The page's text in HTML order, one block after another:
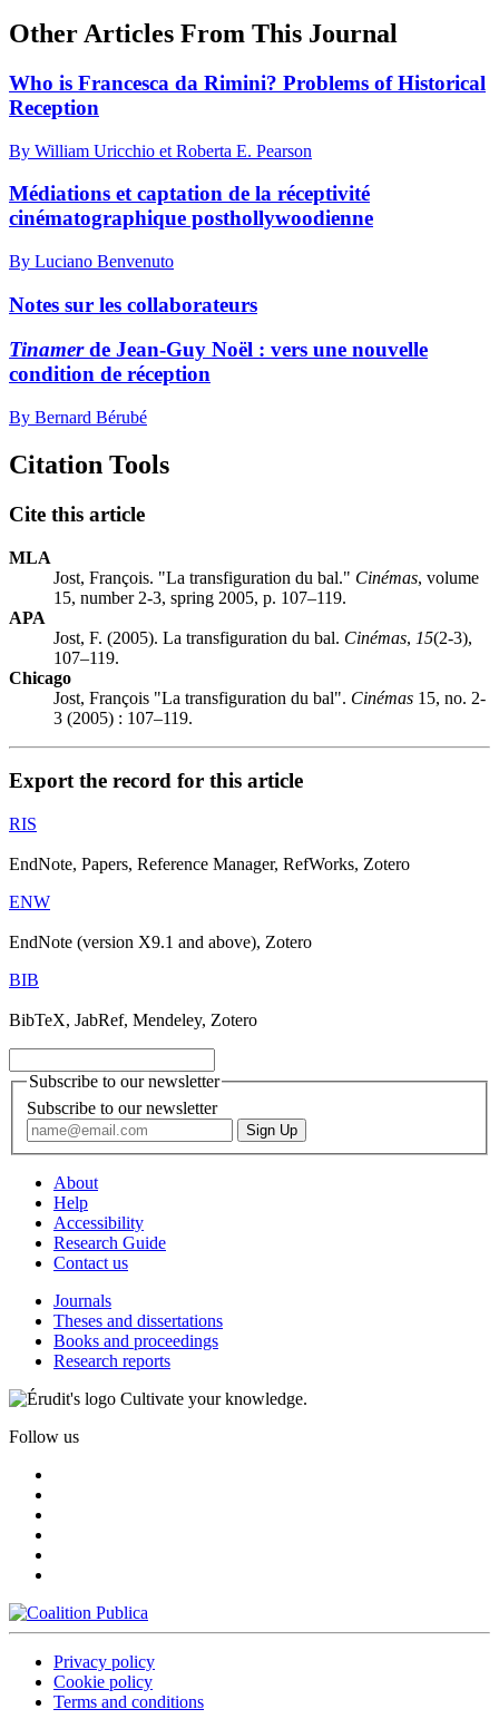
Other Articles From This Journal
Who is Francesca da Rimini? Problems of Historical
Reception
By William Uricchio et Roberta E. Pearson
Médiations et captation de la réceptivité
cinématographique posthollywoodienne
By Luciano Benvenuto
Notes sur les collaborateurs
Tinamerde Jean-Guy Noël : vers une nouvelle
condition de réception
By Bernard Bérubé
Citation Tools
Cite this article
MLA
Jost, François. "La transfiguration du bal." Cinémas, volume
15, number 2-3, spring 2005, p. 107–119.
APA
Jost, F. (2005). La transfiguration du bal. Cinémas, 15(2-3),
107–119.
Chicago
Jost, François "La transfiguration du bal". Cinémas 15, no. 2-
3 (2005) : 107–119.
Export the record for this article
RIS
EndNote, Papers, Reference Manager, RefWorks, Zotero
ENW
EndNote (version X9.1 and above), Zotero
BIB
BibTeX, JabRef, Mendeley, Zotero
Subscribe to our newsletter
Subscribe to our newsletter
About
Help
Accessibility
Research Guide
Contact us
Journals
Theses and dissertations
Books and proceedings
Research reports
Cultivate your knowledge.
Follow us
Privacy policy
Cookie policy
Terms and conditions